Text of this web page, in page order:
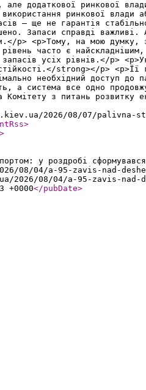
але додаткової ринкової
ринкової
— ще не гарантія
Запаси справді
p> <p>Тому, на мою думку,
часто є
усіх рівнів.</p>
strong></p> <p>Її
необхідний доступ
а система все одно
Комітету з питань
2026/08/07/palivna-
>
>
у роздробі
08/04/a-95-zavis-nad-
08/04/a-95-zavis-nad-
+0000</pubDate>